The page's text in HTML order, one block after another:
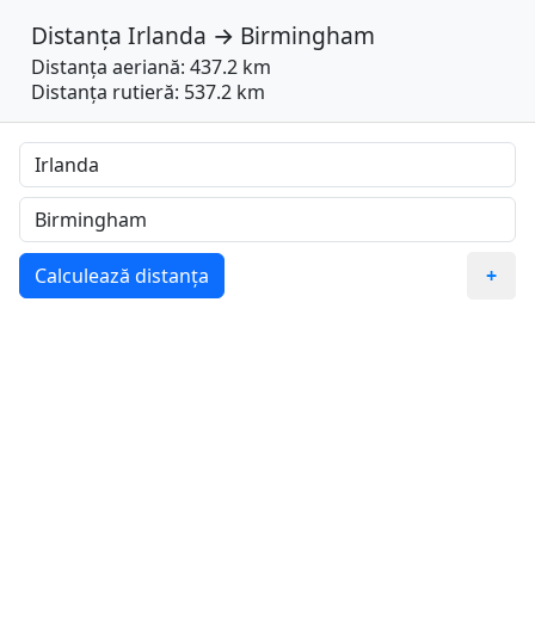
Distanța Irlanda → Birmingham
Distanța aeriană: 437.2 km
Distanța rutieră: 537.2 km
Calculează distanța +